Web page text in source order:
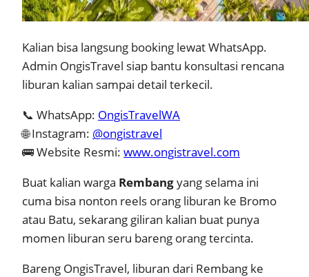
Kalian bisa langsung booking lewat WhatsApp.
Admin OngisTravel siap bantu konsultasi rencana
liburan kalian sampai detail terkecil.
📞 WhatsApp: OngisTravelWA
🌐 Instagram: @ongistravel
🚌 Website Resmi: www.ongistravel.com
Buat kalian warga Rembangyang selama ini
cuma bisa nonton reels orang liburan ke Bromo
atau Batu, sekarang giliran kalian buat punya
momen liburan seru bareng orang tercinta.
Bareng OngisTravel, liburan dari Rembang ke